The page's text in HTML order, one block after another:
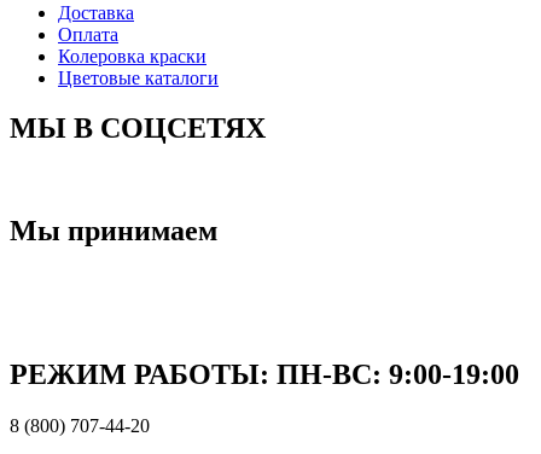
Доставка
Оплата
Колеровка краски
Цветовые каталоги
МЫ В СОЦСЕТЯХ
Мы принимаем
РЕЖИМ РАБОТЫ: ПН-ВC: 9:00-19:00
8 (800) 707-44-20